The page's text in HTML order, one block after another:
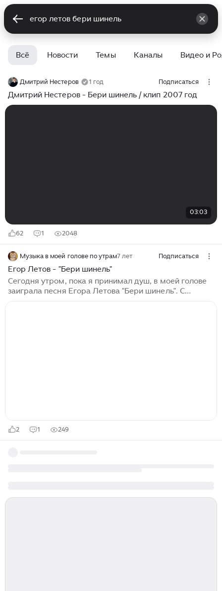
Всё Новости Темы Каналы Видео и
Дмитрий Нестеров 1 год Подписаться
Дмитрий Нестеров - Бери шинель / клип 2007 год
03:03
62 1 2048
Музыка в моей голове по утрам7 лет Подписаться
Егор Летов - "Бери шинель"
Сегодня утром, пока я принимал душ, в моей голове
заиграла песня Егора Летова "Бери шинель". С
2 1 249